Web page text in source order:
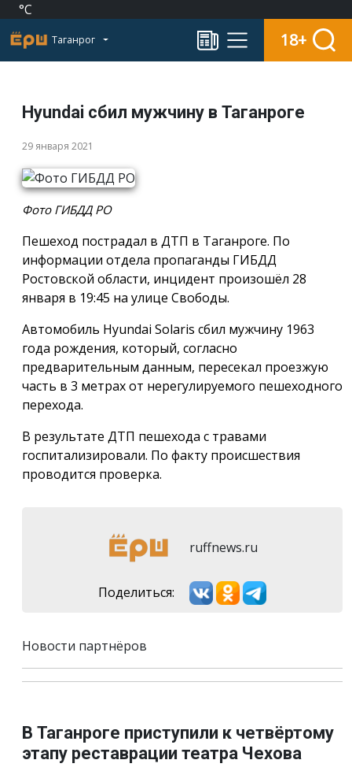
°C
Таганрог 18+
Hyundai сбил мужчину в Таганроге
29 января 2021
Фото ГИБДД РО
Пешеход пострадал в ДТП в Таганроге. По
информации отдела пропаганды ГИБДД
Ростовской области, инцидент произошёл 28
января в 19:45 на улице Свободы.
Автомобиль Hyundai Solaris сбил мужчину 1963
года рождения, который, согласно
предварительным данным, пересекал проезжую
часть в 3 метрах от нерегулируемого пешеходного
перехода.
В результате ДТП пешехода с травами
госпитализировали. По факту происшествия
проводится проверка.
ruffnews.ru
Поделиться:
Новости партнёров
В Таганроге приступили к четвёртому
этапу реставрации театра Чехова